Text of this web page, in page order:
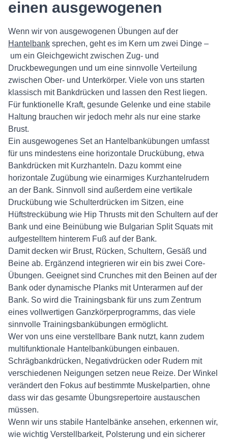
einen ausgewogenen
Wenn wir von ausgewogenen Übungen auf der
Hantelbank sprechen, geht es im Kern um zwei Dinge –
um ein Gleichgewicht zwischen Zug- und
Druckbewegungen und um eine sinnvolle Verteilung
zwischen Ober- und Unterkörper. Viele von uns starten
klassisch mit Bankdrücken und lassen den Rest liegen.
Für funktionelle Kraft, gesunde Gelenke und eine stabile
Haltung brauchen wir jedoch mehr als nur eine starke
Brust.
Ein ausgewogenes Set an Hantelbankübungen umfasst
für uns mindestens eine horizontale Druckübung, etwa
Bankdrücken mit Kurzhanteln. Dazu kommt eine
horizontale Zugübung wie einarmiges Kurzhantelrudern
an der Bank. Sinnvoll sind außerdem eine vertikale
Druckübung wie Schulterdrücken im Sitzen, eine
Hüftstreckübung wie Hip Thrusts mit den Schultern auf der
Bank und eine Beinübung wie Bulgarian Split Squats mit
aufgestelltem hinterem Fuß auf der Bank.
Damit decken wir Brust, Rücken, Schultern, Gesäß und
Beine ab. Ergänzend integrieren wir ein bis zwei Core-
Übungen. Geeignet sind Crunches mit den Beinen auf der
Bank oder dynamische Planks mit Unterarmen auf der
Bank. So wird die Trainingsbank für uns zum Zentrum
eines vollwertigen Ganzkörperprogramms, das viele
sinnvolle Trainingsbankübungen ermöglicht.
Wer von uns eine verstellbare Bank nutzt, kann zudem
multifunktionale Hantelbankübungen einbauen.
Schrägbankdrücken, Negativdrücken oder Rudern mit
verschiedenen Neigungen setzen neue Reize. Der Winkel
verändert den Fokus auf bestimmte Muskelpartien, ohne
dass wir das gesamte Übungsrepertoire austauschen
müssen.
Wenn wir uns stabile Hantelbänke ansehen, erkennen wir,
wie wichtig Verstellbarkeit, Polsterung und ein sicherer